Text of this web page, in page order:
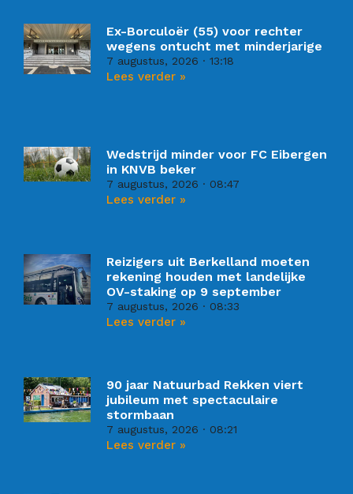
Ex-Borculoër (55) voor rechter
wegens ontucht met minderjarige
7 augustus, 2026 13:18
Lees verder »
Wedstrijd minder voor FC Eibergen
in KNVB beker
7 augustus, 2026 08:47
Lees verder »
Reizigers uit Berkelland moeten
rekening houden met landelijke
OV-staking op 9 september
7 augustus, 2026 08:33
Lees verder »
90 jaar Natuurbad Rekken viert
jubileum met spectaculaire
stormbaan
7 augustus, 2026 08:21
Lees verder »